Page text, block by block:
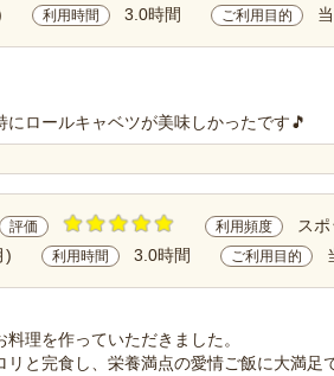
利用時間 3.0時間 ご利用目的
ロールキャベツが美味しかったです🎵
評価 利用頻度 スポ
) 利用時間 3.0時間 ご利用目的
理を作っていただきました。
と完食し、栄養満点の愛情ご飯に大満足